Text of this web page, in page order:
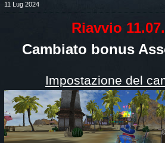
11 Lug 2024
Riavvio
Cambiato bonus
Impostazione del